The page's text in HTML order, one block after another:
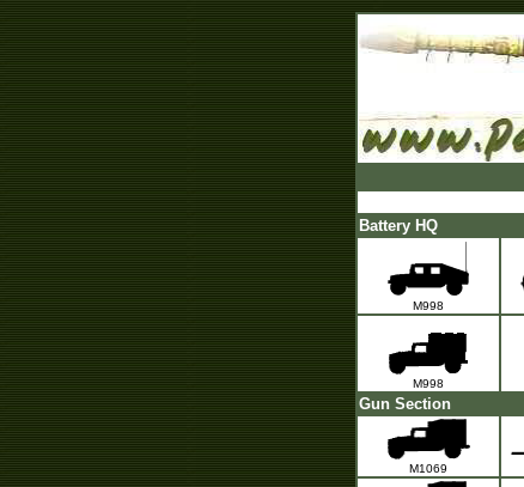
Battery HQ
M998
M998
Gun Section
M1069